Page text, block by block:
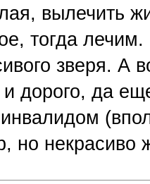
вылечить
тогда
зверя. А
дорого, да
инвалидом
но некрасиво